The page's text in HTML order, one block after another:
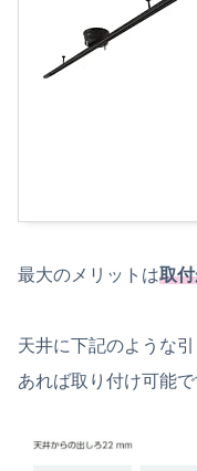
最大のメリットは取
天井に下記のような
あれば取り付け可能で